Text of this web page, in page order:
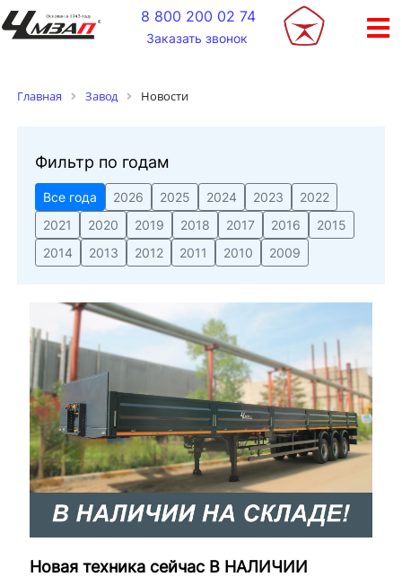
8 800 200 02 74
Заказать звонок
Главная Завод Новости
Фильтр по годам
Все года 2026 2025 2024 2023
2022
2021
2020 2019 2018 2017 2016
2015
2014
2013 2012 2011 2010 2009
Новая техника сейчас В НАЛИЧИИ